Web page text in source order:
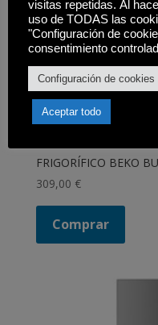
FRIGORÍFICO BEKO
309,00 €
Comprar
visitas repetidas. Al
uso de TODAS las
"Configuración de
consentimiento
Configuración de cookies
Aceptar todo